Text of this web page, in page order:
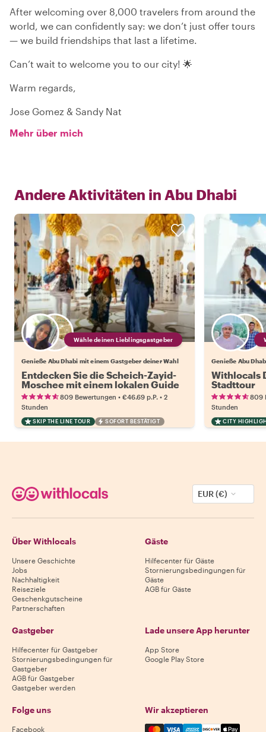
After welcoming over 8,000 travelers from around the
world, we can confidently say: we don’t just offer tours
— we build friendships that last a lifetime.
Can’t wait to welcome you to our city! 🌟
Warm regards,
Jose Gomez & Sandy Nat
Mehr über mich
Andere Aktivitäten in Abu Dhabi
Wähle deinen Lieblingsgastgeber
Genieße Abu Dhabi mit einem Gastgeber deiner Wahl
Entdecken Sie die Scheich-Zayid-
Moschee mit einem lokalen Guide
809 Bewertungen • €46.69 p.P. • 2
Stunden
SKIP THE LINE TOUR SOFORT BESTÄTIGT
Genieße Abu
Withlocals
Stadttour
809
Stunden
CITY
EUR (€)
Über Withlocals
Unsere Geschichte
Jobs
Nachhaltigkeit
Reiseziele
Geschenkgutscheine
Partnerschaften
Gäste
Hilfecenter für Gäste
Stornierungsbedingungen für
Gäste
AGB für Gäste
Gastgeber
Hilfecenter für Gastgeber
Stornierungsbedingungen für
Gastgeber
AGB für Gastgeber
Gastgeber werden
Lade unsere App herunter
App Store
Google Play Store
Folge uns
Facebook
Wir akzeptieren
Mastercard, Visa, Amex,